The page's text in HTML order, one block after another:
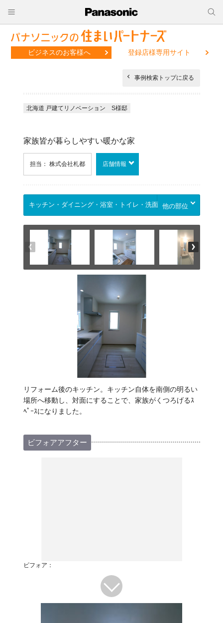
ビジネスのお客様へ 登録店様専用サイト
事例検索トップに戻る
北海道 戸建てリノベーション S様邸
家族皆が暮らしやすい暖かな家
担当： 株式会社札都 店舗情報
他の部位
リフォーム後のキッチン。キッチン自体を南側の明るい
場所へ移動し、対面にすることで、家族がくつろげるｽ
ﾍﾟｰｽになりました。
ビフォアアフター
ビフォア：